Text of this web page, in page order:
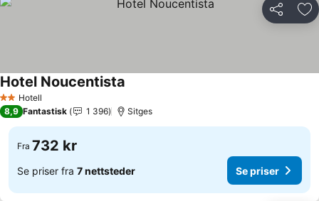
Del
2 Stjerner
Hotell
Hotel Noucentista
8,9 Fantastisk 1 396 Sitges
Fra 732 kr
Se priser fra 7 nettsteder Se priser